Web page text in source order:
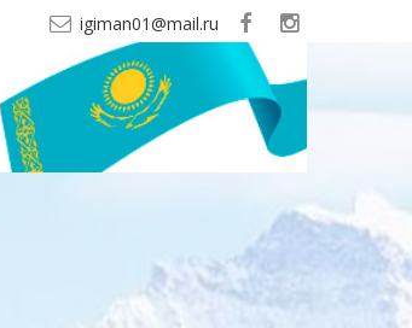
igiman01@mail.ru